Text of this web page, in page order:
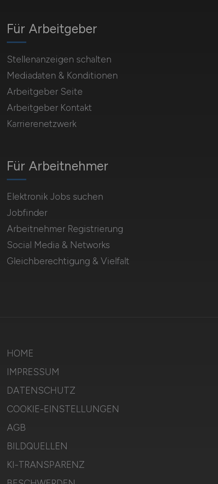
Für Arbeitnehmer
Elektronik Jobs suchen
Jobfinder
Arbeitnehmer Registrierung
Social Media & Networks
Gleichberechtigung & Vielfalt
Für Arbeitgeber
Stellenanzeigen schalten
Mediadaten & Konditionen
Arbeitgeber Seite
Arbeitgeber Kontakt
Karrierenetzwerk
HOME
IMPRESSUM
DATENSCHUTZ
COOKIE-EINSTELLUNGEN
AGB
BILDQUELLEN
KI-TRANSPARENZ